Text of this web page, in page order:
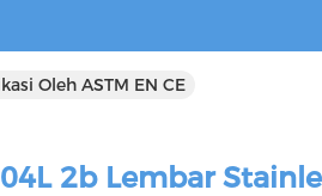
Oleh ASTM EN CE
2b Lembar